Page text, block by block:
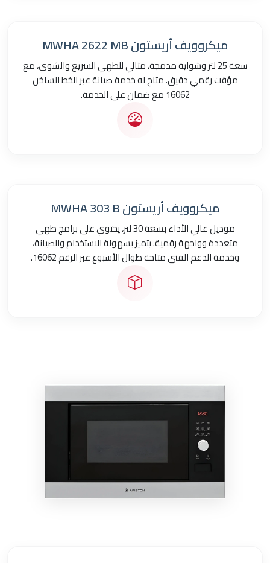
ميكروويف أريستون MWHA 2622 MB
سعة 25 لتر وشواية مدمجة، مثالي للطهي السريع والشوي، مع
مؤقت رقمي دقيق. متاح له خدمة صيانة عبر الخط الساخن
16062 مع ضمان على الخدمة.
ميكروويف أريستون MWHA 303 B
موديل عالي الأداء بسعة 30 لتر، يحتوي على برامج طهي
متعددة وواجهة رقمية. يتميز بسهولة الاستخدام والصيانة،
وخدمة الدعم الفني متاحة طوال الأسبوع عبر الرقم 16062.